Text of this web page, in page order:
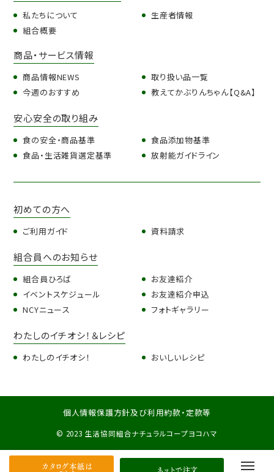
私たちについて
組合概要
生産者情報
商品・サービス情報
商品情報NEWS
今週のおすすめ
取り扱い品一覧
教えてかぶりんちゃん【Q&A】
安心安全の取り組み
食の安全・商品基準
食品・生活雑貨選定基準
食品添加物基準
放射能ガイドライン
初めての方へ
ご利用ガイド 資料請求
組合員へのお知らせ
組合員ひろば
イベントスケジュール
NCYニュース
お友達紹介
お友達紹介申込
フォトギャラリー
わたしのイチオシ！＆レシピ
わたしのイチオシ！ おいしいレシピ
個人情報保護方針及び利用約款・定款等
© 2023 生活協同組合ナチュラルコープヨコハマ
カタログ本紙は ネットで注文